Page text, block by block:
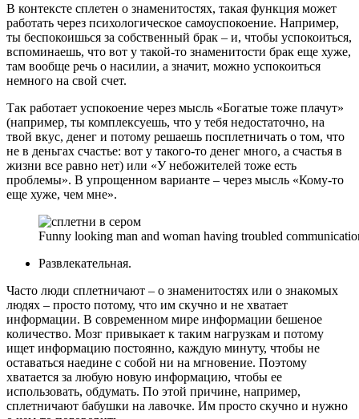
В контексте сплетен о знаменитостях, такая функция может
работать через психологическое самоуспокоение. Например,
ты беспокоишься за собственный брак ‒ и, чтобы успокоиться,
вспоминаешь, что вот у такой-то знаменитости брак еще хуже,
там вообще речь о насилии, а значит, можно успокоиться
немного на свой счет.
Так работает успокоение через мысль «Богатые тоже плачут»
(например, ты комплексуешь, что у тебя недостаточно, на
твой вкус, денег и потому решаешь посплетничать о том, что
не в деньгах счастье: вот у такого-то денег много, а счастья в
жизни все равно нет) или «У небожителей тоже есть
проблемы». В упрощенном варианте ‒ через мысль «Кому-то
еще хуже, чем мне».
Funny looking man and woman having troubled
Развлекательная.
Часто люди сплетничают ‒ о знаменитостях или о знакомых
людях ‒ просто потому, что им скучно и не хватает
информации. В современном мире информации бешеное
количество. Мозг привыкает к таким нагрузкам и потому
ищет информацию постоянно, каждую минуту, чтобы не
оставаться наедине с собой ни на мгновение. Поэтому
хватается за любую новую информацию, чтобы ее
использовать, обдумать. По этой причине, например,
сплетничают бабушки на лавочке. Им просто скучно и нужно